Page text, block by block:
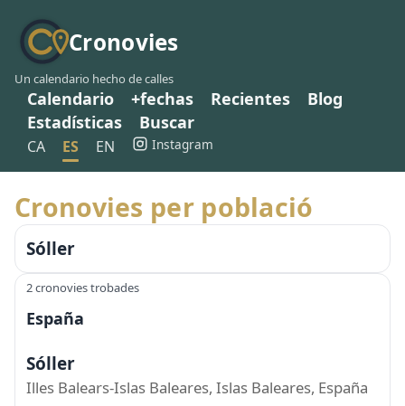
Cronovies
Un calendario hecho de calles
Calendario +fechas Recientes
Blog
Estadísticas
Buscar
CA ES EN Instagram
Cronovies per població
Sóller
2 cronovies trobades
España
Sóller
Illes Balears-Islas Baleares, Islas Baleares, España